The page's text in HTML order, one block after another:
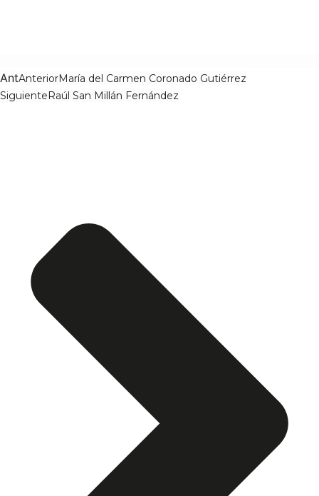
AntAnteriorMaría del Carmen Coronado Gutiérrez
SiguienteRaúl San Millán Fernández